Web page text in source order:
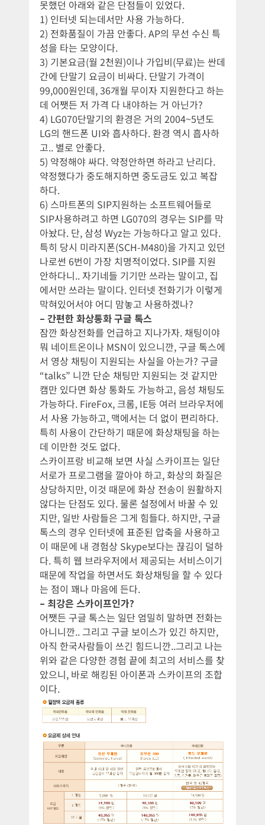
못했던 아래와 같은 단점들이 있었다.
1) 인터넷 되는데서만 사용 가능하다.
2) 전화품질이 가끔 안좋다. AP의 무선 수신 특
성을 타는 모양이다.
3) 기본요금(월 2천원)이나 가입비(무료)는 싼데
간에 단말기 요금이 비싸다. 단말기 가격이
99,000원인데, 36개월 무이자 지원한다고 하는
데 어쨋든 저 가격 다 내야하는 거 아닌가?
4) LG070단말기의 환경은 거의 2004~5년도
LG의 핸드폰 UI와 흡사하다. 환경 역시 흡사하
고.. 별로 안좋다.
5) 약정해야 싸다. 약정안하면 하라고 난리다.
약정했다가 중도해지하면 중도금도 있고 복잡
하다.
6) 스마트폰의 SIP지원하는 소프트웨어들로
SIP사용하려고 하면 LG070의 경우는 SIP를 막
아놨다. 단, 삼성 Wyz는 가능하다고 알고 있다.
특히 당시 미라지폰(SCH-M480)을 가지고 있던
나로썬 6번이 가장 치명적이었다. SIP를 지원
안하다니.. 자기네들 기기만 쓰라는 말이고, 집
에서만 쓰라는 말이다. 인터넷 전화기가 이렇게
막혀있어서야 어디 맘놓고 사용하겠나?
– 간편한 화상통화 구글 톡스
잠깐 화상전화를 언급하고 지나가자. 채팅이야
뭐 네이트온이나 MSN이 있으니깐, 구글 톡스에
서 영상 채팅이 지원되는 사실을 아는가? 구글
“talks” 니깐 단순 채팅만 지원되는 것 같지만
캠만 있다면 화상 통화도 가능하고, 음성 채팅도
가능하다. FireFox, 크롬, IE등 여러 브라우저에
서 사용 가능하고, 맥에서는 더 없이 편리하다.
특히 사용이 간단하기 때문에 화상채팅을 하는
데 이만한 것도 없다.
스카이프랑 비교해 보면 사실 스카이프는 일단
서로가 프로그램을 깔아야 하고, 화상의 화질은
상당하지만, 이것 때문에 화상 전송이 원활하지
않다는 단점도 있다. 물론 설정에서 바꿀 수 있
지만, 일반 사람들은 그게 힘들다. 하지만, 구글
톡스의 경우 인터넷에 표준된 압축을 사용하고
이 때문에 내 경험상 Skype보다는 끊김이 덜하
다. 특히 웹 브라우저에서 제공되는 서비스이기
때문에 작업을 하면서도 화상채팅을 할 수 있다
는 점이 꽤나 마음에 든다.
– 최강은 스카이프인가?
어쨋든 구글 톡스는 일단 엄밀히 말하면 전화는
아니니깐.. 그리고 구글 보이스가 있긴 하지만,
아직 한국사람들이 쓰긴 힘드니깐..그리고 나는
위와 같은 다양한 경험 끝에 최고의 서비스를 찾
았으니, 바로 해킹된 아이폰과 스카이프의 조합
이다.